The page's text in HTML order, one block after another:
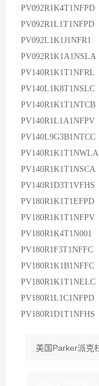
PV092R1K4T1NFPD
PV092R1L1T1NFPD
PV092L1K1J1NFR1
PV092R1K1A1NSLA
PV140R1K1T1NFRL
PV140L1K8T1NSLC
PV140R1K1T1NTCB
PV140R1L1A1NFPV
PV140L9G3B1NTCC
PV140R1K1T1NWLA
PV140R1K1T1NSCA
PV140R1D3T1VFHS
PV180R1K1T1EFPD
PV180R1K1T1NFPV
PV180R1K4T1N001
PV180R1F3T1NFFC
PV180R1K1B1NFFC
PV180R1K1T1NELC
PV180R1L1C1NFPD
PV180R1D1T1NFHS